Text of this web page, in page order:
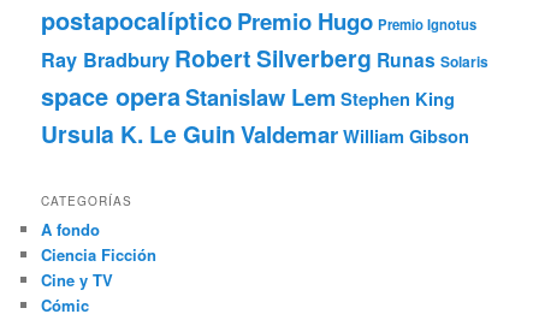
postapocalípticoPremio Hugo Premio Ignotus
Ray Bradbury Robert Silverberg Runas Solaris
space operaStanislaw Lem Stephen King
Ursula K. Le GuinValdemarWilliam Gibson
CATEGORÍAS
A fondo
Ciencia Ficción
Cine y TV
Cómic